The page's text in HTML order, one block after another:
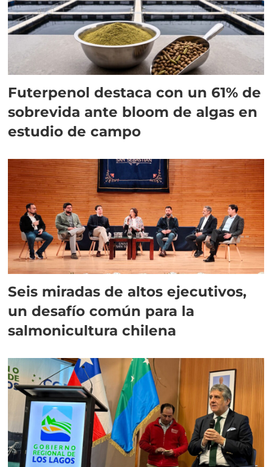
Futerpenol destaca con un 61% de
sobrevida ante bloom de algas en
estudio de campo
Seis miradas de altos ejecutivos,
un desafío común para la
salmonicultura chilena